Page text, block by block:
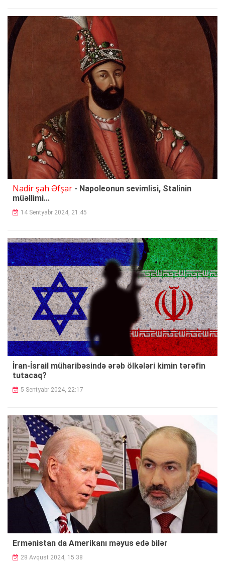
Nadir şah Əfşar - Napoleonun sevimlisi, Stalinin
müəllimi...
14 Sentyabr 2024, 21:45
İran-İsrail müharibəsində ərəb ölkələri kimin tərəfin
tutacaq?
5 Sentyabr 2024, 22:17
Ermənistan da Amerikanı məyus edə bilər
28 Avqust 2024, 15:38